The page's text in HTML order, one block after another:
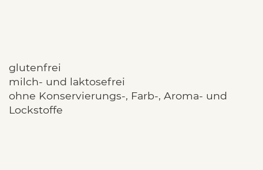
glutenfrei
milch- und laktosefrei
ohne Konservierungs-, Farb-, Aroma- und
Lockstoffe